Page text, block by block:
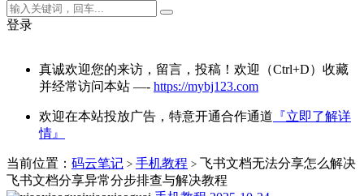
登录
真诚欢迎您的来访，留言，投稿！欢迎（Ctrl+D）收藏
并经常访问本站 —- https://mybj123.com
欢迎在本站投放广告，特意开通合作通道 『立即了解详
情』
当前位置： 码云笔记 > 手机教程 > 飞书文档无法分享怎么解决
飞书文档分享异常分步排查与解决教程